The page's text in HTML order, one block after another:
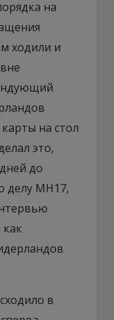
на
ходили и
на стол
это,
до
делу MH17,
в